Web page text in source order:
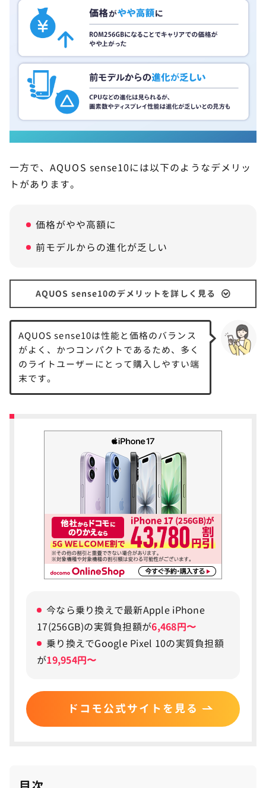
一方で、AQUOS sense10には以下のようなデメリッ
トがあります。
価格がやや高額に
前モデルからの進化が乏しい
AQUOS sense10のデメリットを詳しく見る
AQUOS sense10は性能と価格のバランス
がよく、かつコンパクトであるため、多く
のライトユーザーにとって購入しやすい端
末です。
今なら乗り換えで最新Apple iPhone
17(256GB)の実質負担額が6,468円〜
乗り換えでGoogle Pixel 10の実質負担額
が19,954円〜
ドコモ公式サイトを見る